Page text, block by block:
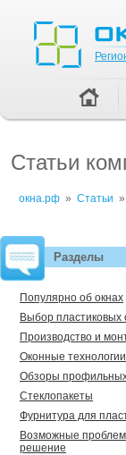
Статьи
окна.рф » Статьи »
Разделы
Популярно об окнах
Выбор пластиковых
Производство и
Оконные технологии
Обзоры
Стеклопакеты
Фурнитура для
Возможные
решение